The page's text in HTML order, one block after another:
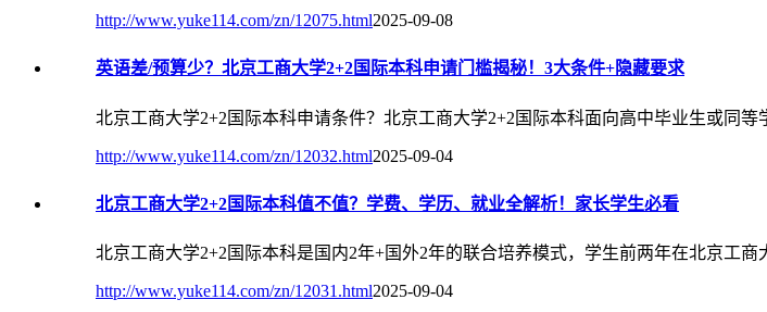
http://www.yuke114.com/zn/12075.html2025-09-08
英语差/预算少？北京工商大学2+2国际本科申请门槛揭秘！3大条件+隐藏要求
北京工商大学2+2国际本科申请条件？北京工商大学2+2国际本科面向高中毕业生或同等
http://www.yuke114.com/zn/12032.html2025-09-04
北京工商大学2+2国际本科值不值？学费、学历、就业全解析！家长学生必看
北京工商大学2+2国际本科是国内2年+国外2年的联合培养模式，学生前两年在北京工商
http://www.yuke114.com/zn/12031.html2025-09-04